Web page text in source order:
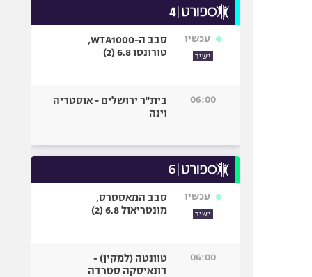
עכשיו
ישיר
סבב ה-WTA1000,
טורונטו 6.8 (2)
06:00
בית"ר ירושלים - אוסטריה
וינה
עכשיו
ישיר
סבב המאסטרס,
מונטריאול 6.8 (2)
06:00
טוונטה (למקין) -
דונאיסקה סטרדה